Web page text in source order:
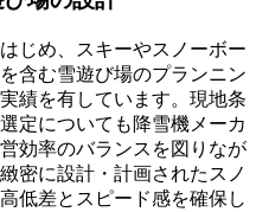
じめ、スキーやスノーボー
含む雪遊び場のプランニン
績を有しています。現地条
定についても降雪機メーカ
効率のバランスを図りなが
密に設計・計画されたスノ
低差とスピード感を確保し